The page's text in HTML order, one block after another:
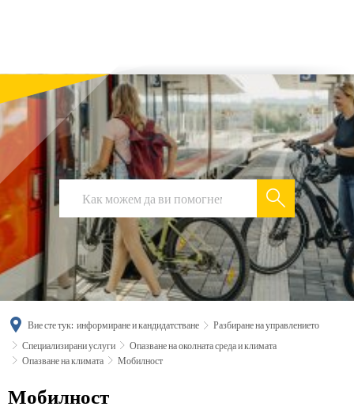
deutsch
Вие сте тук: информиране и кандидатстване
Разбиране на управлението
Специализирани услуги
Опазване на околната среда и климата
Опазване на климата
Мобилност
Мобилност
Мобилност